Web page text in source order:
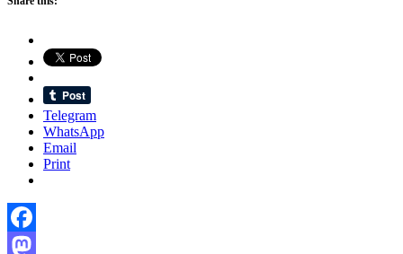
Telegram
WhatsApp
Email
Print
Facebook